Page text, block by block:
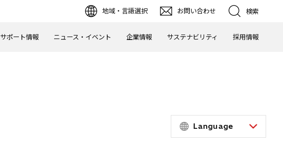
地域・言語選択 お問い合わせ 検索
サポート情報 ニュース・イベント 企業情報 サステナビリティ 採用情報
Language